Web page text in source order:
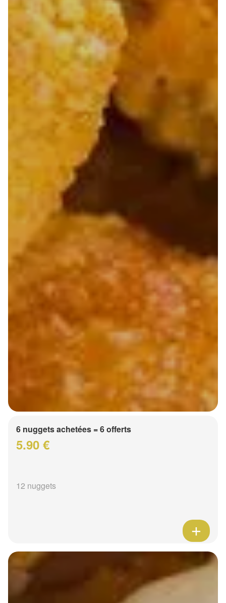
6 nuggets achetées = 6 offerts
5.90 €
12 nuggets